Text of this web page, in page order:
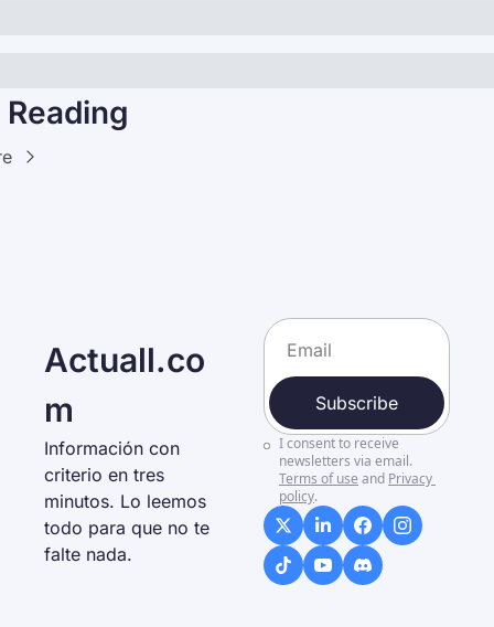
Actuall.co
m
Información con
criterio en tres
minutos. Lo leemos
todo para que no te
falte nada.
Subscribe
I consent to receive
newsletters via email.
Terms of use and Privacy
policy.